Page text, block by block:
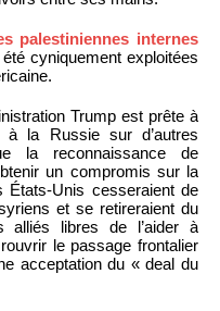
palestiniennes internes
cyniquement exploitées
Trump est prête à
à la Russie sur d’autres
la reconnaissance de
un compromis sur la
États-Unis cesseraient de
et se retireraient du
libres de l’aider à
le passage frontalier
acceptation du « deal du